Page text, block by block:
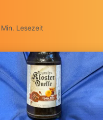
Min. Lesezeit